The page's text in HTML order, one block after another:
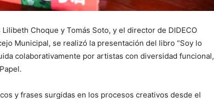
Choque y Tomás Soto, y el director de DIDECO
Municipal, se realizó la presentación del libro “Soy lo
colaborativamente por artistas con diversidad funcional,
y frases surgidas en los procesos creativos desde el